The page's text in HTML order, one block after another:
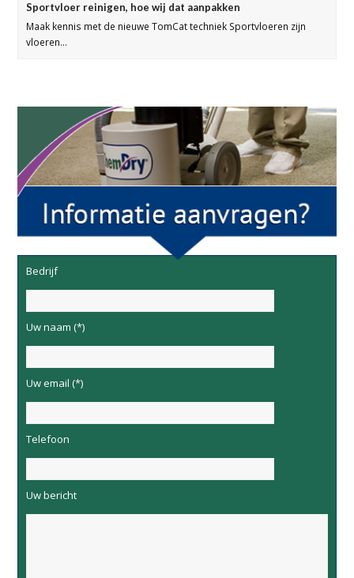
Sportvloer reinigen, hoe wij dat aanpakken
Maak kennis met de nieuwe TomCat techniek Sportvloeren zijn
vloeren…
Bedrijf
Uw naam (*)
Uw email (*)
Telefoon
Uw bericht